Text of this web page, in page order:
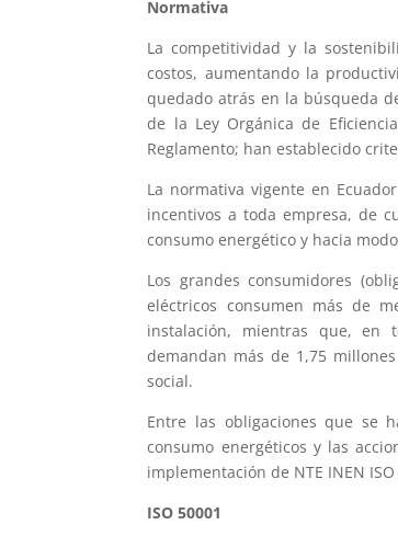
Normativa
La competitividad y la
costos, aumentando la
quedado atrás en la búsqueda
de la Ley Orgánica de
Reglamento; han establecido
La normativa vigente en
incentivos a toda empresa, de
consumo energético y hacia
Los grandes consumidores
eléctricos consumen más de
instalación, mientras que, en
demandan más de 1,75
social.
Entre las obligaciones que se
consumo energéticos y las
implementación de NTE INEN
ISO 50001